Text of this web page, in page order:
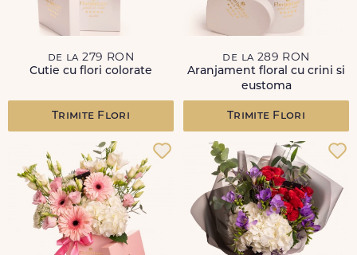
de la 279 RON
Cutie cu flori colorate
Trimite Flori
de la 289 RON
Aranjament floral cu crini si
eustoma
Trimite Flori